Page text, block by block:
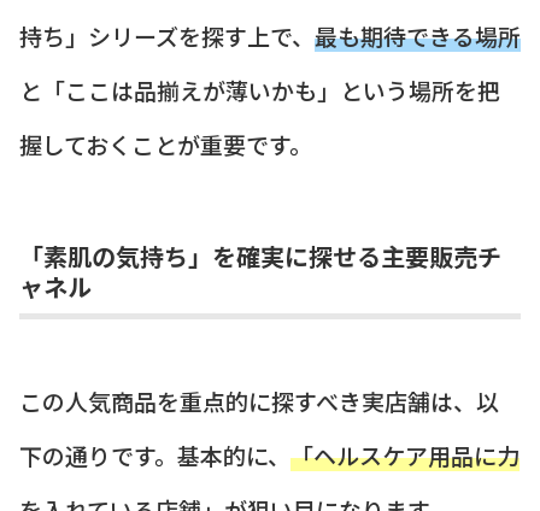
持ち」シリーズを探す上で、 最も期待できる場所
と「ここは品揃えが薄いかも」という場所を把
握しておくことが重要です。
「素肌の気持ち」を確実に探せる主要販売チ
ャネル
この人気商品を重点的に探すべき実店舗は、以
下の通りです。基本的に、 「ヘルスケア用品に力